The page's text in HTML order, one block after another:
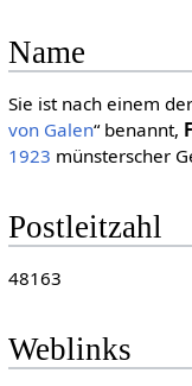
Name
Sie ist nach einem
von Galen“ benannt,
1923 münsterscher
Postleitzahl
48163
Weblinks